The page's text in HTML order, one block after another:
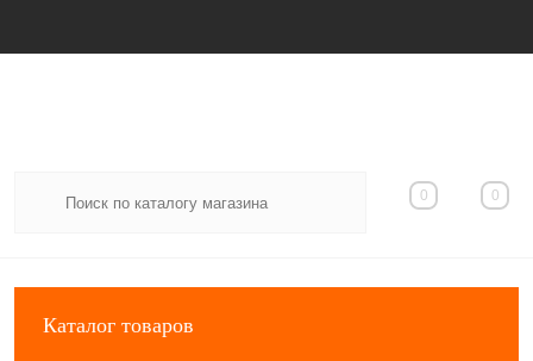
0 0
Каталог товаров